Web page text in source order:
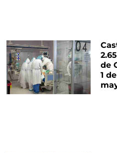
de
1